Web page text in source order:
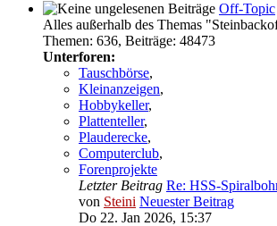
Off-Topic
Alles außerhalb des Themas
Themen: 636, Beiträge: 48473
Unterforen:
Tauschbörse,
Kleinanzeigen,
Hobbykeller,
Plattenteller,
Plauderecke,
Computerclub,
Forenprojekte
Letzter Beitrag Re: HSS-
von Steini Neuester Beitrag
Do 22. Jan 2026, 15:37